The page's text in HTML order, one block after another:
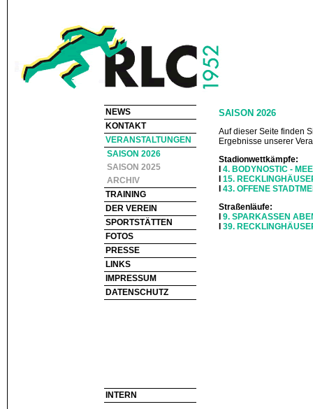
NEWS
KONTAKT
VERANSTALTUNGEN
SAISON 2026
SAISON 2025
ARCHIV
TRAINING
DER VEREIN
SPORTSTÄTTEN
FOTOS
PRESSE
LINKS
IMPRESSUM
DATENSCHUTZ
INTERN
SAISON 2026
Auf dieser Seite finden
Ergebnisse unserer
Stadionwettkämpfe:
I 4. BODYNOSTIC -
I 15.
I 43. OFFENE
Straßenläufe:
I 9. SPARKASSEN
I 39.